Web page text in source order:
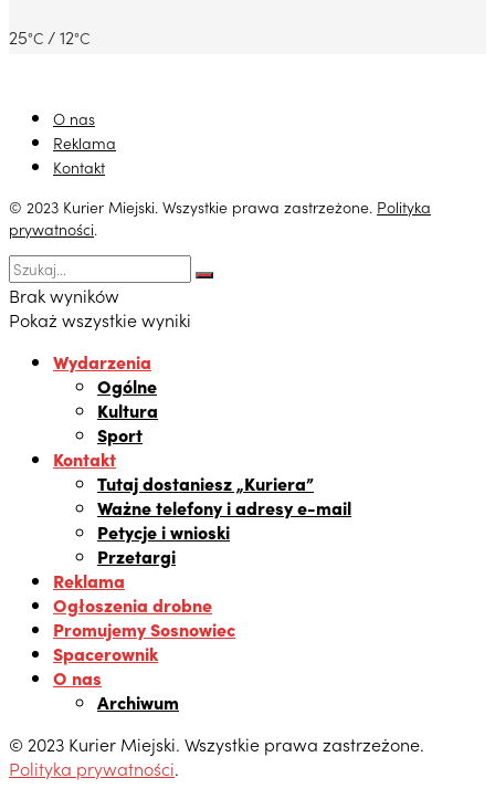
25°C / 12°C
O nas
Reklama
Kontakt
© 2023 Kurier Miejski. Wszystkie prawa zastrzeżone. Polityka
prywatności.
Brak wyników
Pokaż wszystkie wyniki
Wydarzenia
Ogólne
Kultura
Sport
Kontakt
Tutaj dostaniesz „Kuriera”
Ważne telefony i adresy e-mail
Petycje i wnioski
Przetargi
Reklama
Ogłoszenia drobne
Promujemy Sosnowiec
Spacerownik
O nas
Archiwum
© 2023 Kurier Miejski. Wszystkie prawa zastrzeżone.
Polityka prywatności.